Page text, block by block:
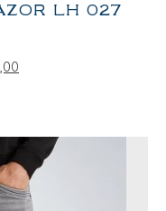
LH 027